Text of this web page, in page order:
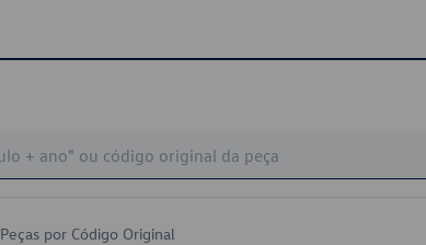
Peças por Código Original